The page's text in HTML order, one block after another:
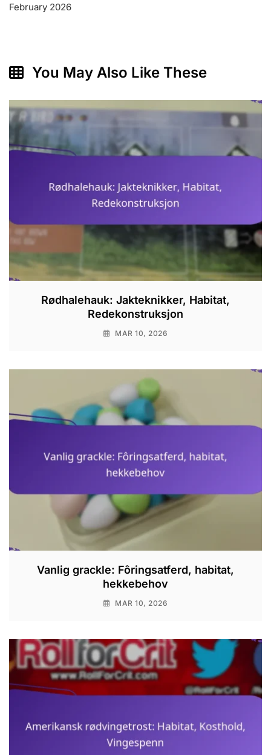
February 2026
You May Also Like These
Rødhalehauk: Jakteknikker, Habitat,
Redekonstruksjon
MAR 10, 2026
Vanlig grackle: Fôringsatferd, habitat,
hekkebehov
MAR 10, 2026